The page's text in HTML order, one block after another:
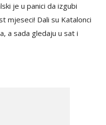
je u panici da izgubi
mjeseci! Dali su Katalonci
a sada gledaju u sat i